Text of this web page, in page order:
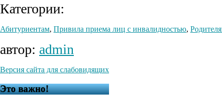
Категории:
Абитуриентам, Привила приема лиц с инвалидностью,
автор: admin
Версия сайта для слабовидящих
Это важно!